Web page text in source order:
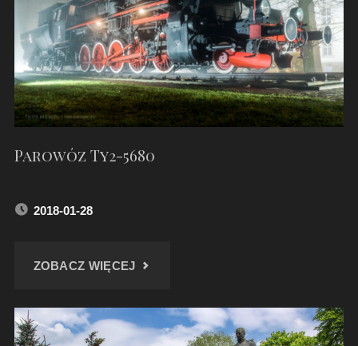
Parowóz Ty2-5680
2018-01-28
ZOBACZ WIĘCEJ"PAROWÓZ